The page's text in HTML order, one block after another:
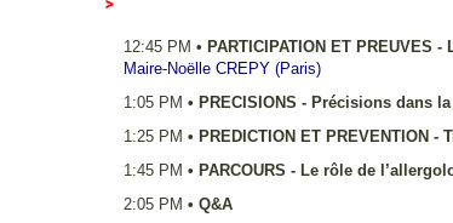
12:45 PM • PARTICIPATION ET
Maire-Noëlle CREPY (Paris)
1:05 PM • PRECISIONS - Précisions dans
1:25 PM • PREDICTION ET PREVENTION
1:45 PM • PARCOURS - Le rôle de
2:05 PM • Q&A